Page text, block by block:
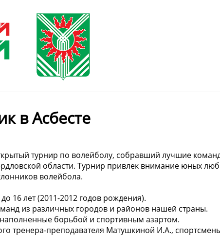
в Асбесте
турнир по волейболу, собравший лучшие
области. Турнир привлек внимание юных
волейбола.
16 лет (2011-2012 годов рождения).
из различных городов и районов нашей страны.
борьбой и спортивным азартом.
тренера-преподавателя Матушкиной И.А.,